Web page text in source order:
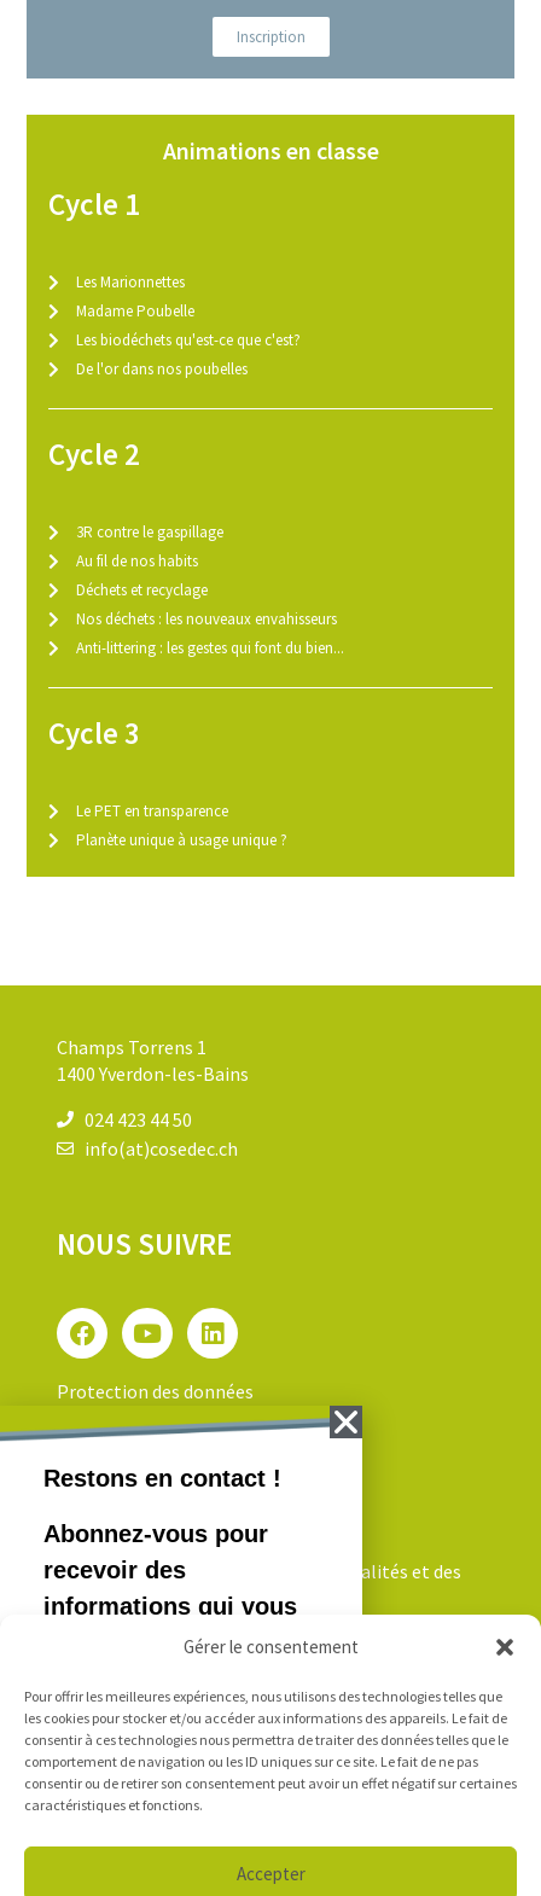
Gérer le consentement
Pour offrir les meilleures expériences, nous utilisons des technologies telles que
les cookies pour stocker et/ou accéder aux informations des appareils. Le fait de
consentir à ces technologies nous permettra de traiter des données telles que le
comportement de navigation ou les ID uniques sur ce site. Le fait de ne pas
consentir ou de retirer son consentement peut avoir un effet négatif sur certaines
caractéristiques et fonctions.
Accepter
Inscription
Animations en classe
Cycle 1
Les Marionnettes
Madame Poubelle
Les biodéchets qu'est-ce que c'est?
De l'or dans nos poubelles
Cycle 2
3R contre le gaspillage
Au fil de nos habits
Déchets et recyclage
Nos déchets : les nouveaux envahisseurs
Anti-littering : les gestes qui font du bien...
Cycle 3
Le PET en transparence
Planète unique à usage unique ?
Champs Torrens 1
1400 Yverdon-les-Bains
024 423 44 50
info(at)cosedec.ch
NOUS SUIVRE
Protection des données
Inscrivez-vous pour recevoir nos actualités et des
informations qui vous intéressent!
Je m'inscris
LOGIN
Accès e-mails - Outlook